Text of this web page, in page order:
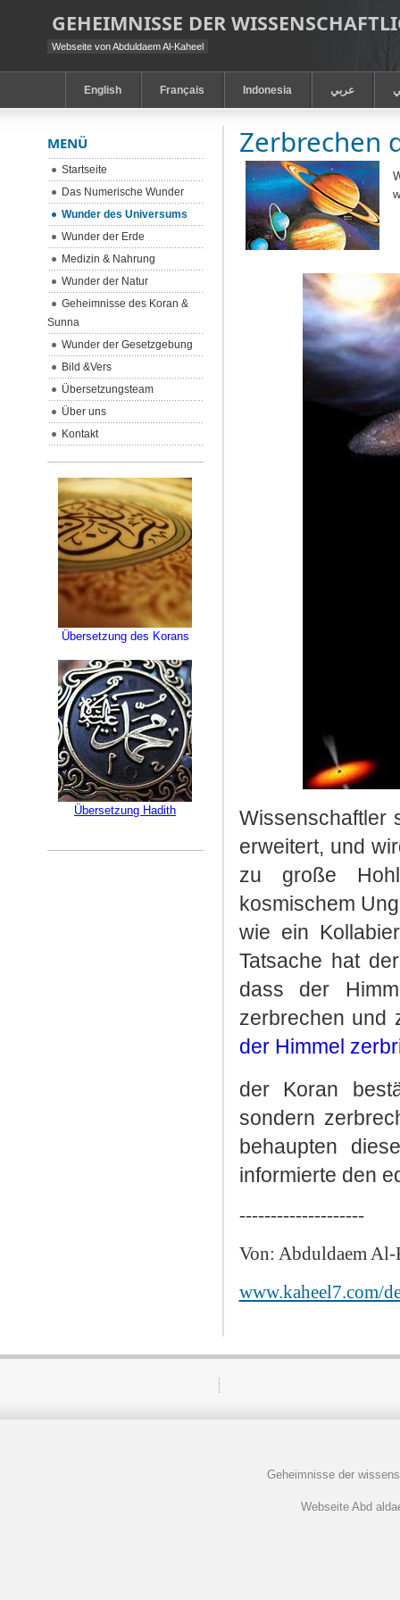
GEHEIMNISSE DER
Webseite von Abduldaem Al-Kaheel
English Français Indonesia عربي
Zerbrechen
Wissenschaftler
erweitert, und
zu große
kosmischem
wie ein
Tatsache hat
dass der
zerbrechen und
der Himmel
der Koran
sondern
behaupten
informierte den
--------------------
Von: Abduldaem Al-
www.kaheel7.com/
MENÜ
Startseite
Das Numerische Wunder
Wunder des Universums
Wunder der Erde
Medizin & Nahrung
Wunder der Natur
Geheimnisse des Koran &
Sunna
Wunder der Gesetzgebung
Bild &Vers
Übersetzungsteam
Über uns
Kontakt
Übersetzung des Korans
Übersetzung Hadith
Geheimnisse der
Webseite Abd